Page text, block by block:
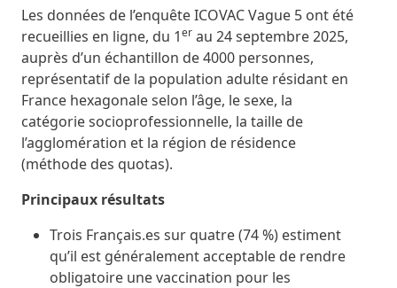
Les données de l’enquête ICOVAC Vague 5 ont été
recueillies en ligne, du 1er au 24 septembre 2025,
auprès d’un échantillon de 4000 personnes,
représentatif de la population adulte résidant en
France hexagonale selon l’âge, le sexe, la
catégorie socioprofessionnelle, la taille de
l’agglomération et la région de résidence
(méthode des quotas).
Principaux résultats
Trois Français.es sur quatre (74 %) estiment
qu’il est généralement acceptable de rendre
obligatoire une vaccination pour les